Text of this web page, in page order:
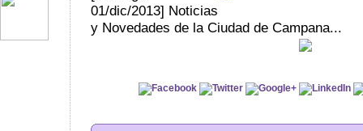
01/dic/2013] Noticias
y Novedades de la Ciudad de Campana...